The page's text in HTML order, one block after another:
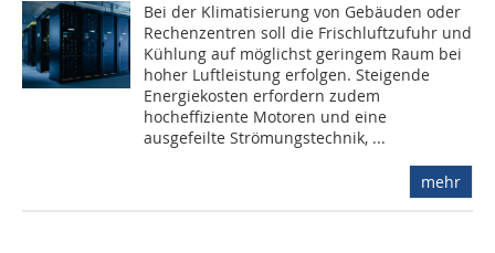
Bei der Klimatisierung von Gebäuden oder
Rechenzentren soll die Frischluftzufuhr und
Kühlung auf möglichst geringem Raum bei
hoher Luftleistung erfolgen. Steigende
Energiekosten erfordern zudem
hocheffiziente Motoren und eine
ausgefeilte Strömungstechnik, ...
mehr